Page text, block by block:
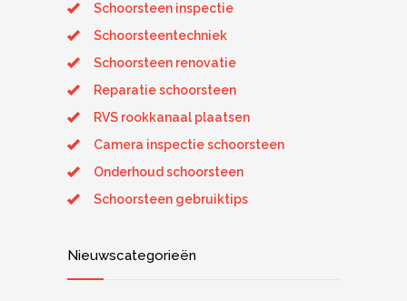
Schoorsteen inspectie
Schoorsteentechniek
Schoorsteen renovatie
Reparatie schoorsteen
RVS rookkanaal plaatsen
Camera inspectie schoorsteen
Onderhoud schoorsteen
Schoorsteen gebruiktips
Nieuwscategorieën